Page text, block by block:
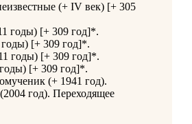
(+ IV век) [+ 305
годы) [+ 309 год]*.
[+ 309 год]*.
годы) [+ 309 год]*.
[+ 309 год]*.
(+ 1941 год).
(2004 год). Переходящее